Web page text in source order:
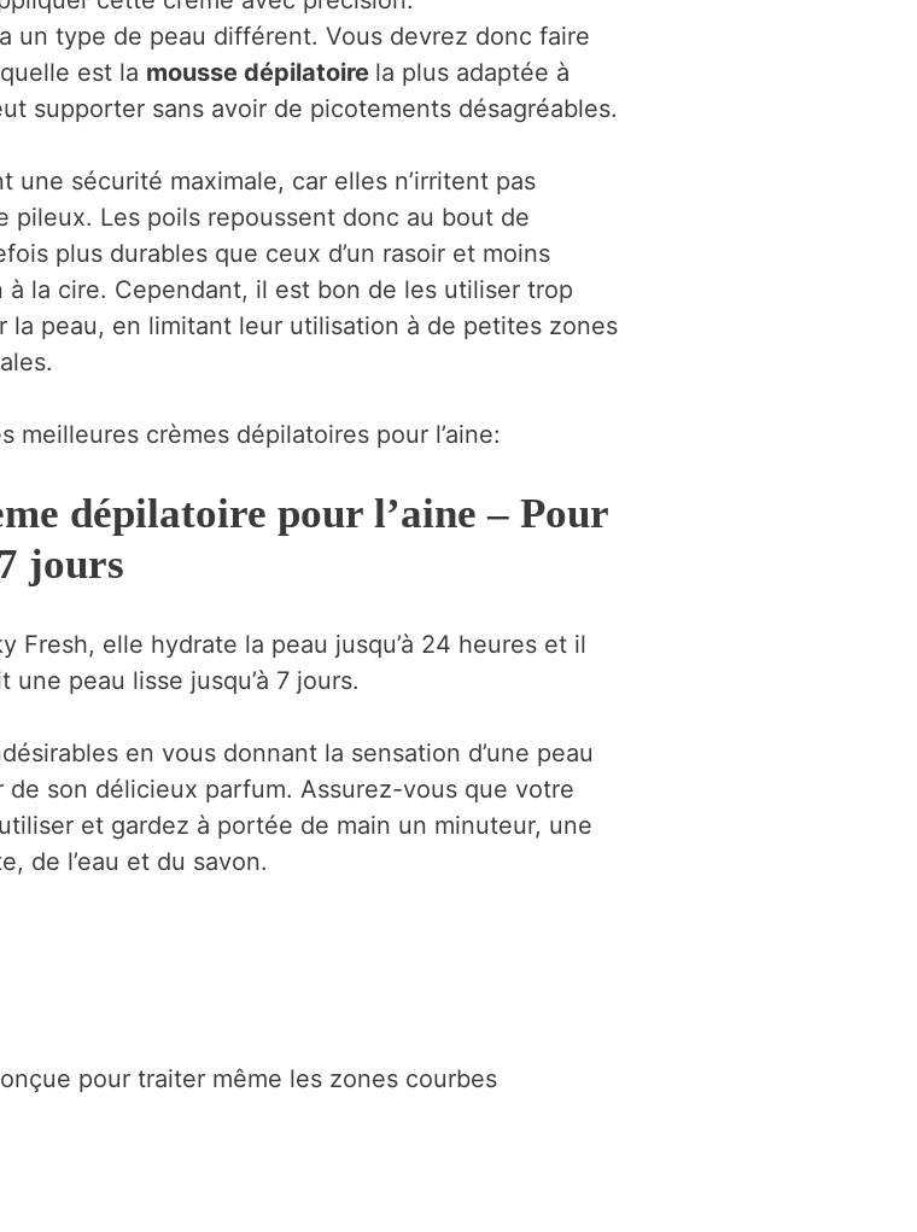
un type de peau différent. Vous devrez donc faire
est la mousse dépilatoire la plus adaptée à
supporter sans avoir de picotements désagréables.
une sécurité maximale, car elles n’irritent pas
pileux. Les poils repoussent donc au bout de
plus durables que ceux d’un rasoir et moins
à la cire. Cependant, il est bon de les utiliser trop
la peau, en limitant leur utilisation à de petites zones
meilleures crèmes dépilatoires pour l’aine:
dépilatoire pour l’aine – Pour
jours
Fresh, elle hydrate la peau jusqu’à 24 heures et il
peau lisse jusqu’à 7 jours.
en vous donnant la sensation d’une peau
de son délicieux parfum. Assurez-vous que votre
et gardez à portée de main un minuteur, une
de l’eau et du savon.
pour traiter même les zones courbes